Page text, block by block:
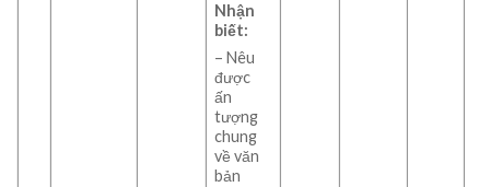
Nhận
biết:
– Nêu
được
ấn
tượng
chung
về văn
bản